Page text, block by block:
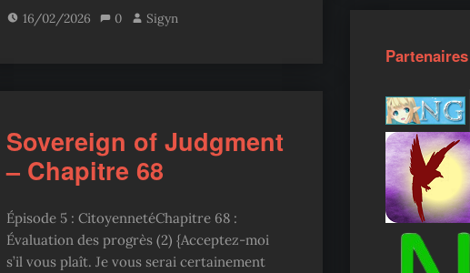
16/02/2026 0 Sigyn
Sovereign of Judgment
– Chapitre 68
Épisode 5 : CitoyennetéChapitre 68 :
Évaluation des progrès (2) {Acceptez-moi
s’il vous plaît. Je vous serai certainement
Partenaires